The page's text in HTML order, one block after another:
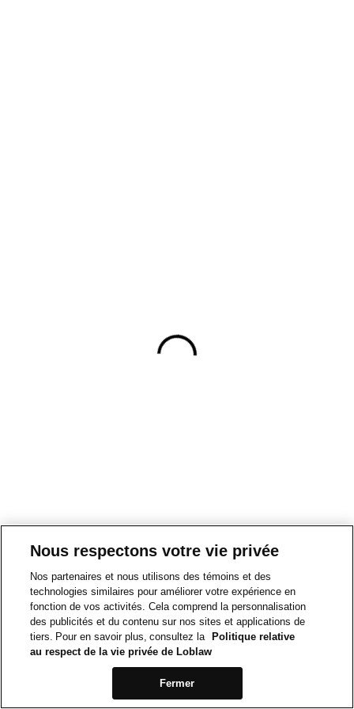
Nous respectons votre vie privée
Nos partenaires et nous utilisons des témoins et des
technologies similaires pour améliorer votre expérience en
fonction de vos activités. Cela comprend la personnalisation
des publicités et du contenu sur nos sites et applications de
tiers. Pour en savoir plus, consultez la
Politique relative
au respect de la vie privée de Loblaw
Fermer